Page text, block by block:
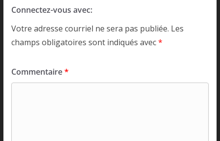
Connectez-vous avec:
Votre adresse courriel ne sera pas publiée. Les
champs obligatoires sont indiqués avec*
Commentaire*